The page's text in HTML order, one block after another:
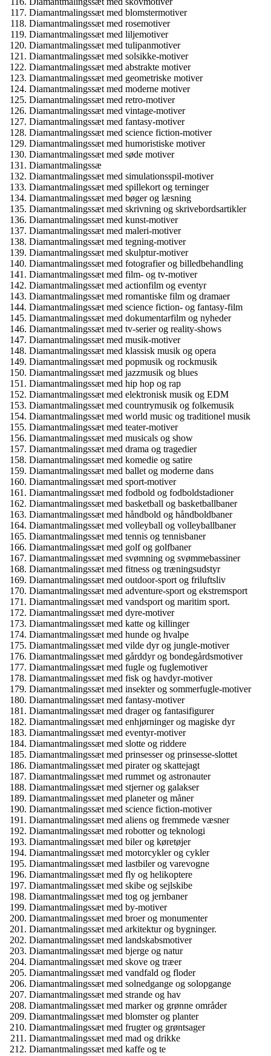
Diamantmalingssæt med blomstermotiver
Diamantmalingssæt med rosemotiver
Diamantmalingssæt med liljemotiver
Diamantmalingssæt med tulipanmotiver
Diamantmalingssæt med solsikke-motiver
Diamantmalingssæt med abstrakte motiver
Diamantmalingssæt med geometriske motiver
Diamantmalingssæt med moderne motiver
Diamantmalingssæt med retro-motiver
Diamantmalingssæt med vintage-motiver
Diamantmalingssæt med fantasy-motiver
Diamantmalingssæt med science fiction-motiver
Diamantmalingssæt med humoristiske motiver
Diamantmalingssæt med søde motiver
Diamantmalingssæ
Diamantmalingssæt med simulationsspil-motiver
Diamantmalingssæt med spillekort og terninger
Diamantmalingssæt med bøger og læsning
Diamantmalingssæt med skrivning og skrivebordsartikler
Diamantmalingssæt med kunst-motiver
Diamantmalingssæt med maleri-motiver
Diamantmalingssæt med tegning-motiver
Diamantmalingssæt med skulptur-motiver
Diamantmalingssæt med fotografier og billedbehandling
Diamantmalingssæt med film- og tv-motiver
Diamantmalingssæt med actionfilm og eventyr
Diamantmalingssæt med romantiske film og dramaer
Diamantmalingssæt med science fiction- og fantasy-film
Diamantmalingssæt med dokumentarfilm og nyheder
Diamantmalingssæt med tv-serier og reality-shows
Diamantmalingssæt med musik-motiver
Diamantmalingssæt med klassisk musik og opera
Diamantmalingssæt med popmusik og rockmusik
Diamantmalingssæt med jazzmusik og blues
Diamantmalingssæt med hip hop og rap
Diamantmalingssæt med elektronisk musik og EDM
Diamantmalingssæt med countrymusik og folkemusik
Diamantmalingssæt med world music og traditionel musik
Diamantmalingssæt med teater-motiver
Diamantmalingssæt med musicals og show
Diamantmalingssæt med drama og tragedier
Diamantmalingssæt med komedie og satire
Diamantmalingssæt med ballet og moderne dans
Diamantmalingssæt med sport-motiver
Diamantmalingssæt med fodbold og fodboldstadioner
Diamantmalingssæt med basketball og basketballbaner
Diamantmalingssæt med håndbold og håndboldbaner
Diamantmalingssæt med volleyball og volleyballbaner
Diamantmalingssæt med tennis og tennisbaner
Diamantmalingssæt med golf og golfbaner
Diamantmalingssæt med svømning og svømmebassiner
Diamantmalingssæt med fitness og træningsudstyr
Diamantmalingssæt med outdoor-sport og friluftsliv
Diamantmalingssæt med adventure-sport og ekstremsport
Diamantmalingssæt med vandsport og maritim sport.
Diamantmalingssæt med dyre-motiver
Diamantmalingssæt med katte og killinger
Diamantmalingssæt med hunde og hvalpe
Diamantmalingssæt med vilde dyr og jungle-motiver
Diamantmalingssæt med gårddyr og bondegårdsmotiver
Diamantmalingssæt med fugle og fuglemotiver
Diamantmalingssæt med fisk og havdyr-motiver
Diamantmalingssæt med insekter og sommerfugle-motiver
Diamantmalingssæt med fantasy-motiver
Diamantmalingssæt med drager og fantasifigurer
Diamantmalingssæt med enhjørninger og magiske dyr
Diamantmalingssæt med eventyr-motiver
Diamantmalingssæt med slotte og riddere
Diamantmalingssæt med prinsesser og prinsesse-slottet
Diamantmalingssæt med pirater og skattejagt
Diamantmalingssæt med rummet og astronauter
Diamantmalingssæt med stjerner og galakser
Diamantmalingssæt med planeter og måner
Diamantmalingssæt med science fiction-motiver
Diamantmalingssæt med aliens og fremmede væsner
Diamantmalingssæt med robotter og teknologi
Diamantmalingssæt med biler og køretøjer
Diamantmalingssæt med motorcykler og cykler
Diamantmalingssæt med lastbiler og varevogne
Diamantmalingssæt med fly og helikoptere
Diamantmalingssæt med skibe og sejlskibe
Diamantmalingssæt med tog og jernbaner
Diamantmalingssæt med by-motiver
Diamantmalingssæt med broer og monumenter
Diamantmalingssæt med arkitektur og bygninger.
Diamantmalingssæt med landskabsmotiver
Diamantmalingssæt med bjerge og natur
Diamantmalingssæt med skove og træer
Diamantmalingssæt med vandfald og floder
Diamantmalingssæt med solnedgange og solopgange
Diamantmalingssæt med strande og hav
Diamantmalingssæt med marker og grønne områder
Diamantmalingssæt med blomster og planter
Diamantmalingssæt med frugter og grøntsager
Diamantmalingssæt med mad og drikke
Diamantmalingssæt med kaffe og te